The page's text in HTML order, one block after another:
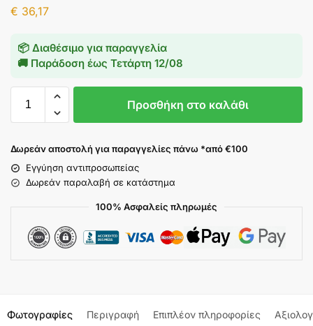
€ 36,17
📦 Διαθέσιμο για παραγγελία
🚚 Παράδοση έως Τετάρτη 12/08
Προσθήκη στο καλάθι
Δωρεάν αποστολή για παραγγελίες πάνω *από €100
Εγγύηση αντιπροσωπείας
Δωρεάν παραλαβή σε κατάστημα
100% Ασφαλείς πληρωμές
Φωτογραφίες Περιγραφή Επιπλέον πληροφορίες